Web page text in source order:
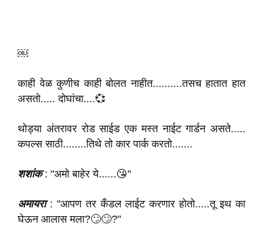
￼
काही वेळ कुणीच काही बोलत नाहीत..........तसच हातात हात
असतो..... दोघांचा....💞
थोड्या अंतरावर रोड साईड एक मस्त नाईट गार्डन असते.....
कपल्स साठी........तिथे तो कार पार्क करतो.......
शशांक: "अमो बाहेर ये......😘"
अमायरा: "आपण तर कँडल लाईट करणार होतो.....तू इथ का
घेऊन आलास मला?🙄🙄?"